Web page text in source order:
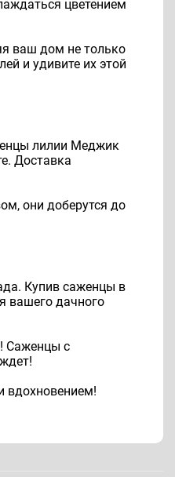
цветением
ваш дом не только
и удивите их этой
лилии Меджик
Доставка
они доберутся до
Купив саженцы в
вашего дачного
Саженцы с
вдохновением!